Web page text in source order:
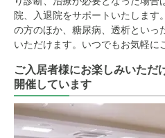
院、入退院をサポートいたします
の方のほか、糖尿病、透析といっ
いただけます。いつでもお気軽に
ご入居者様にお楽しみいただ
開催しています